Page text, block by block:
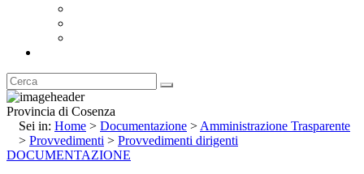
Provincia di Cosenza
Sei in: Home > Documentazione > Amministrazione Trasparente
> Provvedimenti > Provvedimenti dirigenti
DOCUMENTAZIONE